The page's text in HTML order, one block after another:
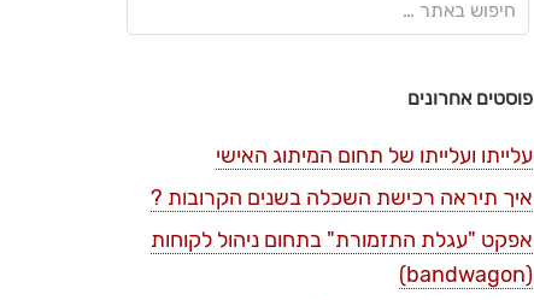
פוסטים אחרונים
עלייתו ועלייתו של תחום המיתוג האישי
איך תיראה רכישת השכלה בשנים הקרובות ?
אפקט "עגלת התזמורת" בתחום ניהול לקוחות
(bandwagon)